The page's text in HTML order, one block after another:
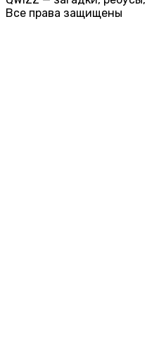
Все права защищены